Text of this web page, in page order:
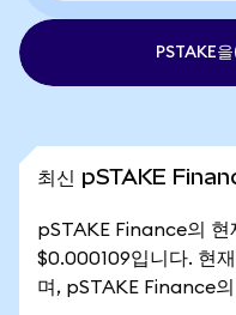
PSTAKE
최신 pSTAKE
pSTAKE Finance의 현
$0.000109입니다. 현
며, pSTAKE Finance